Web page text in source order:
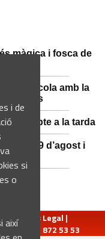
i de
si
o
així
màgica i fosca de
agrícola amb la
dissabte a la tarda
al 29 d’agost i
som Avís Legal |
| Tel.: 93 872 53 53